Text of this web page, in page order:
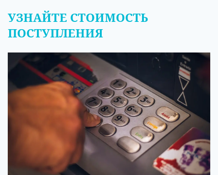
УЗНАЙТЕ СТОИМОСТЬ
ПОСТУПЛЕНИЯ